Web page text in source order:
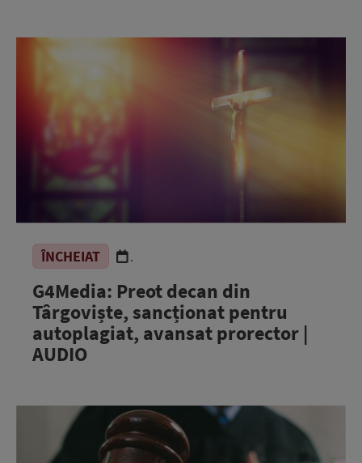
ÎNCHEIAT .
G4Media: Preot decan din
Târgoviște, sancționat pentru
autoplagiat, avansat prorector |
AUDIO